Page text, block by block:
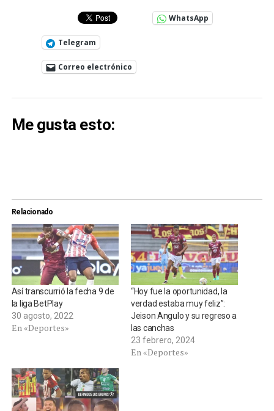
WhatsApp
Telegram
Correo electrónico
Me gusta esto:
Relacionado
Así transcurrió la fecha 9 de
la liga BetPlay
30 agosto, 2022
En «Deportes»
“Hoy fue la oportunidad, la
verdad estaba muy feliz”:
Jeison Angulo y su regreso a
las canchas
23 febrero, 2024
En «Deportes»